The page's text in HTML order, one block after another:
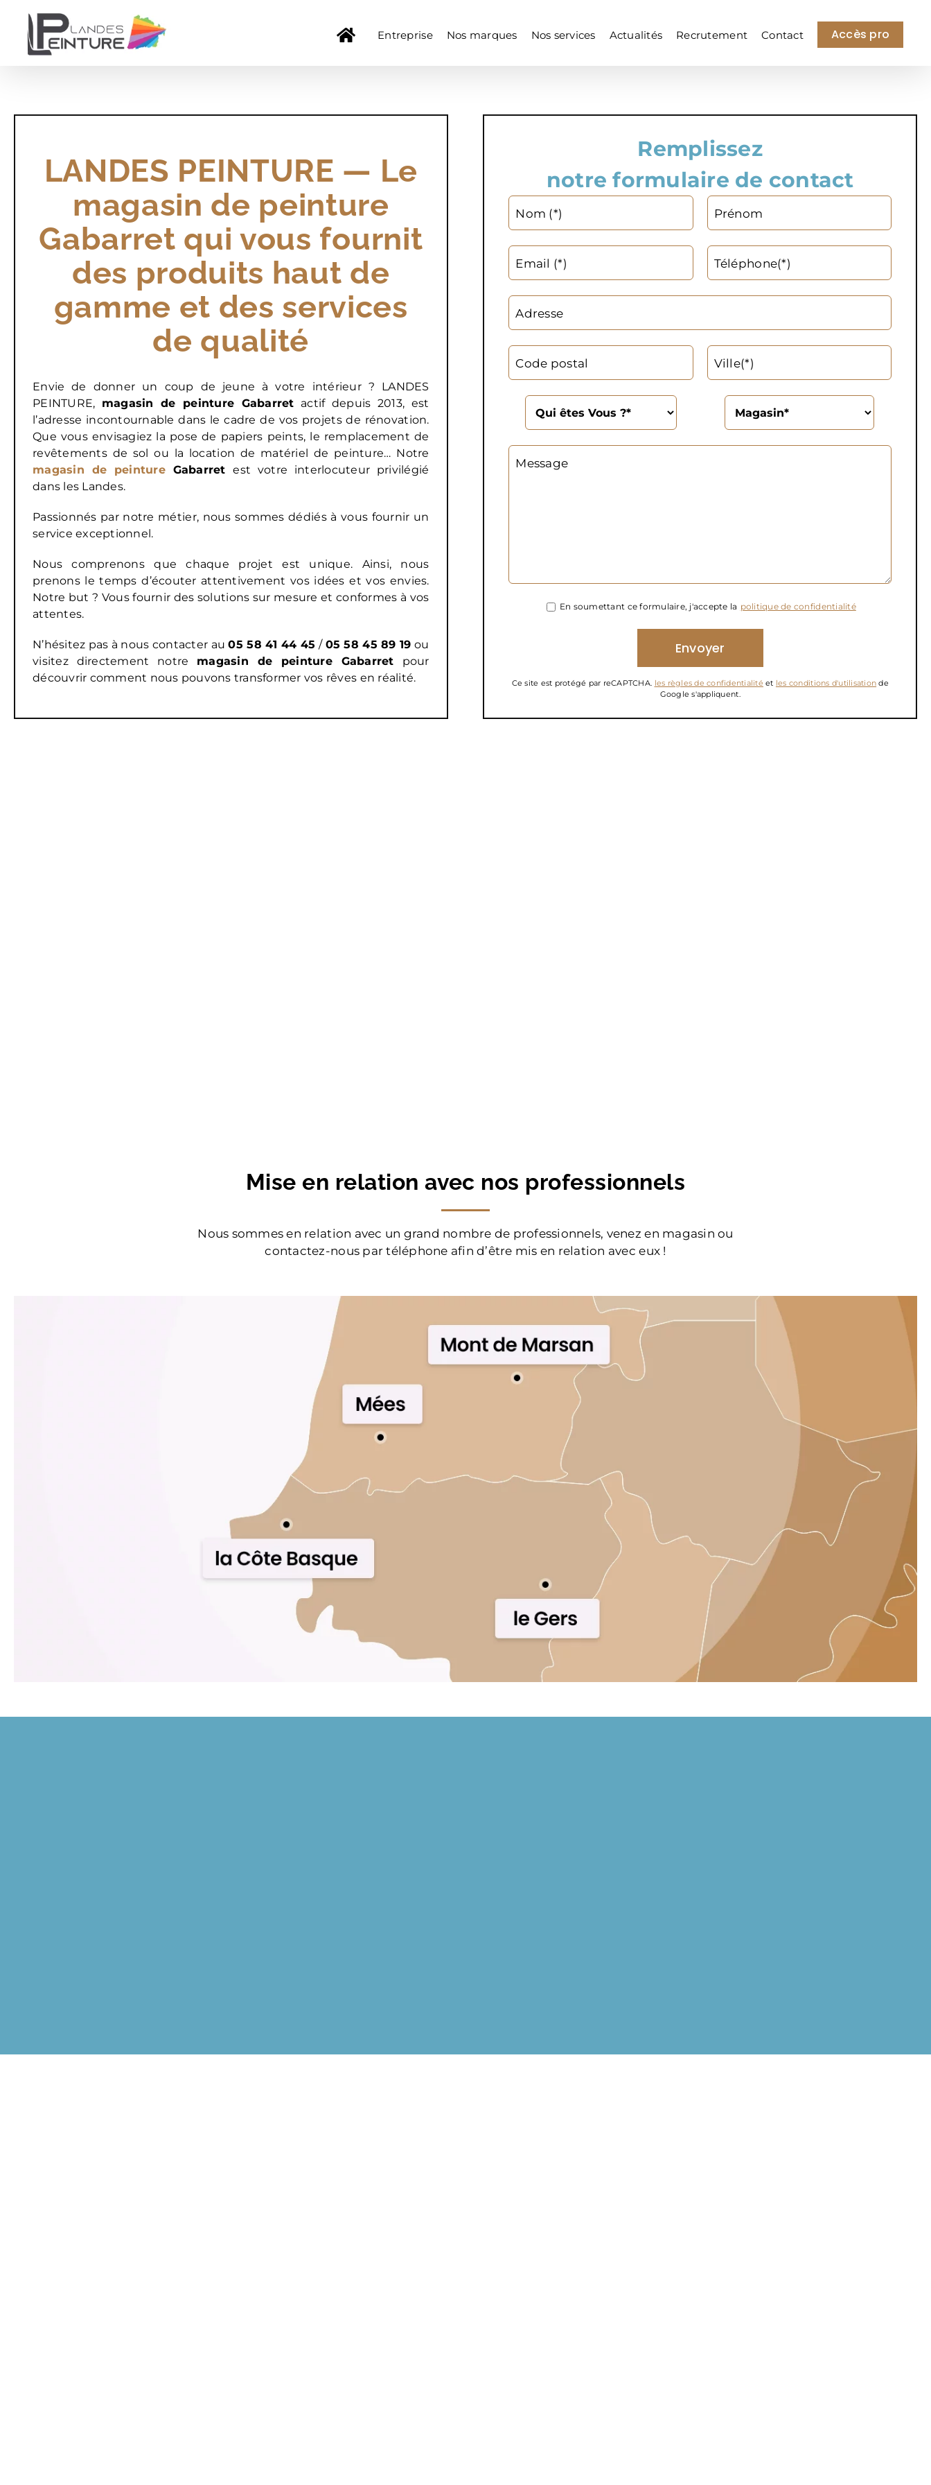
contenu
Entreprise Nos marques Nos services Actualités Recrutement Contact Accès pro
LANDES PEINTURE — Le
magasin de peinture
Gabarret qui vous fournit
des produits haut de
gamme et des services
de qualité
Envie de donner un coup de jeune à votre intérieur ? LANDES
PEINTURE, magasin de peinture Gabarret actif depuis 2013, est
l’adresse incontournable dans le cadre de vos projets de rénovation.
Que vous envisagiez la pose de papiers peints, le remplacement de
revêtements de sol ou la location de matériel de peinture… Notre
magasin de peintureGabarretest votre interlocuteur privilégié
dans les Landes.
Passionnés par notre métier, nous sommes dédiés à vous fournir un
service exceptionnel.
Nous comprenons que chaque projet est unique. Ainsi, nous
prenons le temps d’écouter attentivement vos idées et vos envies.
Notre but ? Vous fournir des solutions sur mesure et conformes à vos
attentes.
N’hésitez pas à nous contacter au05 58 41 44 45 / 05 58 45 89 19 ou
visitez directement notre magasin de peinture Gabarret pour
découvrir comment nous pouvons transformer vos rêves en réalité.
Remplissez
notre formulaire de contact
Nom (*) Prénom
Email (*) Téléphone(*)
Adresse
Code postal Ville(*)
Message
En soumettant ce formulaire, j'accepte la politique de confidentialité
Ce site est protégé par reCAPTCHA. les règles de confidentialité et les conditions d'utilisation de
Google s'appliquent.
Mise en relation avec nos professionnels
Nous sommes en relation avec un grand nombre de professionnels, venez en magasin ou
contactez-nous par téléphone afin d’être mis en relation avec eux !